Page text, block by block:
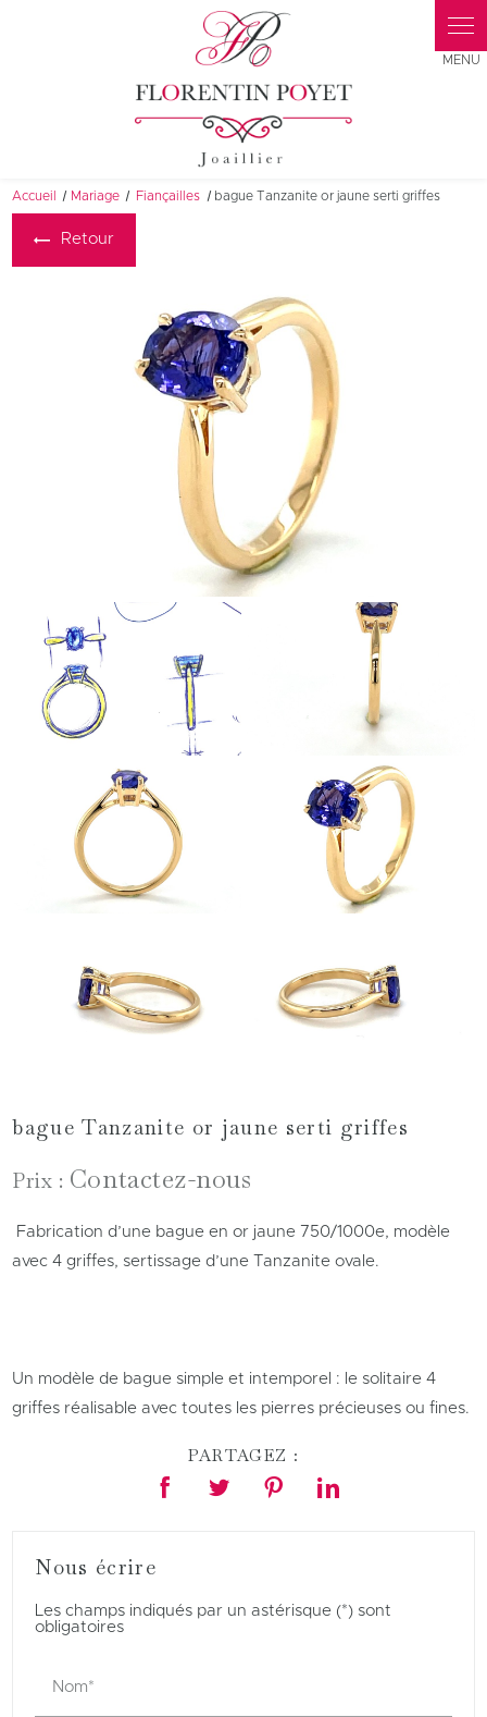
Accueil Mariage Fiançailles bague Tanzanite or jaune serti griffes
Retour
bague Tanzanite or jaune serti griffes
Prix : Contactez-nous
Fabrication d’une bague en or jaune 750/1000e, modèle
avec 4 griffes, sertissage d’une Tanzanite ovale.
Un modèle de bague simple et intemporel : le solitaire 4
griffes réalisable avec toutes les pierres précieuses ou fines.
PARTAGEZ :
Nous écrire
Les champs indiqués par un astérisque (*) sont
obligatoires
Nom*
Panneau de gestion des cookies